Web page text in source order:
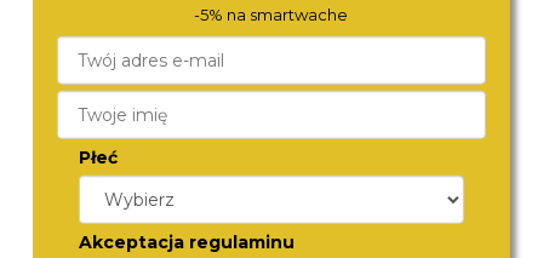
BERING
13434-014
590,-
BERING
540,-
-5% na smartwache
Płeć
Akceptacja regulaminu